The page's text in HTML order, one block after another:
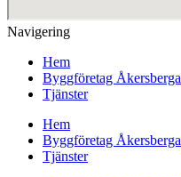
Navigering
Hem
Byggföretag Åkersberga
Tjänster
Hem
Byggföretag Åkersberga
Tjänster